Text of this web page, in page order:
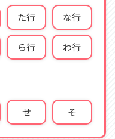
た行 な行
ら行 わ行
せ そ